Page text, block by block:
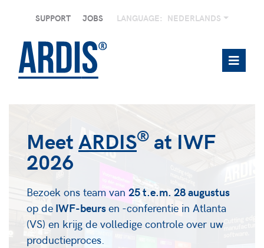
SUPPORT JOBS LANGUAGE: NEDERLANDS
MeetARDIS® at IWF
2026
Bezoek ons team van 25 t.e.m. 28 augustus
op de IWF-beursen -conferentie in Atlanta
(VS) en krijg de volledige controle over uw
productieproces.